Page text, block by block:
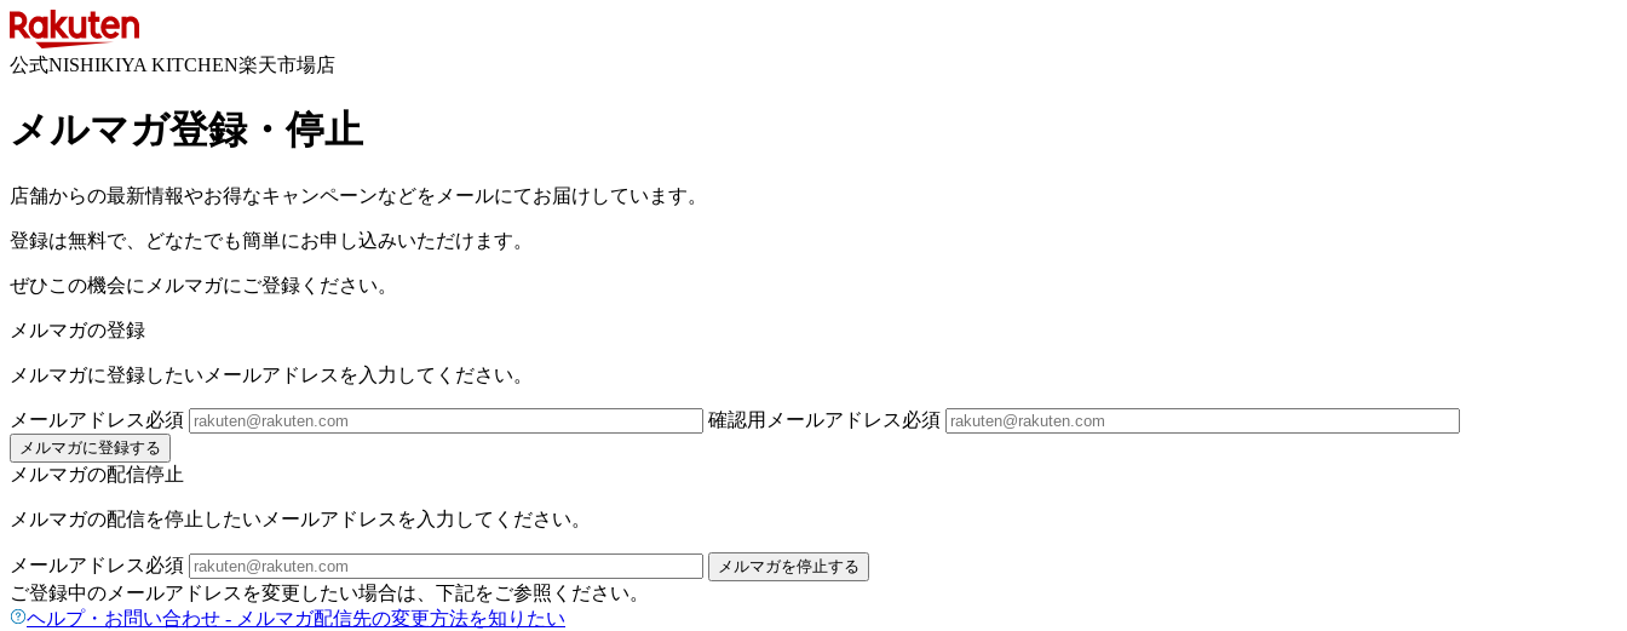
公式NISHIKIYA KITCHEN楽天市場店
メルマガ登録・停止
店舗からの最新情報やお得なキャンペーンなどをメールにてお届けしています。
登録は無料で、どなたでも簡単にお申し込みいただけます。
ぜひこの機会にメルマガにご登録ください。
メルマガの登録
メルマガに登録したいメールアドレスを入力してください。
メールアドレス必須 確認用メールアドレス必須
メルマガに登録する
メルマガの配信停止
メルマガの配信を停止したいメールアドレスを入力してください。
メールアドレス必須 メルマガを停止する
ご登録中のメールアドレスを変更したい場合は、下記をご参照ください。
ヘルプ・お問い合わせ - メルマガ配信先の変更方法を知りたい